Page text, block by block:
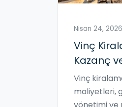
Nisan 24, 2026
Vinç
Kazanç
Vinç
maliyetleri,